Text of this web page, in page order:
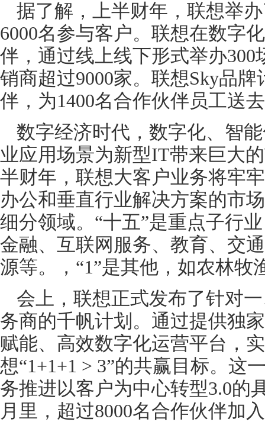
据了解，上半财年，联想举
6000名参与客户。联想在数字
伴，通过线上线下形式举办300
销商超过9000家。联想Sky品
伴，为1400名合作伙伴员工送
数字经济时代，数字化、智
业应用场景为新型IT带来巨大
半财年，联想大客户业务将牢
办公和垂直行业解决方案的市
细分领域。“十五”是重点子行
金融、互联网服务、教育、交
源等。，“1”是其他，如农林牧
会上，联想正式发布了针对
务商的千帆计划。通过提供独
赋能、高效数字化运营平台，
想“1+1+1 > 3”的共赢目标。这
务推进以客户为中心转型3.0的
月里，超过8000名合作伙伴加